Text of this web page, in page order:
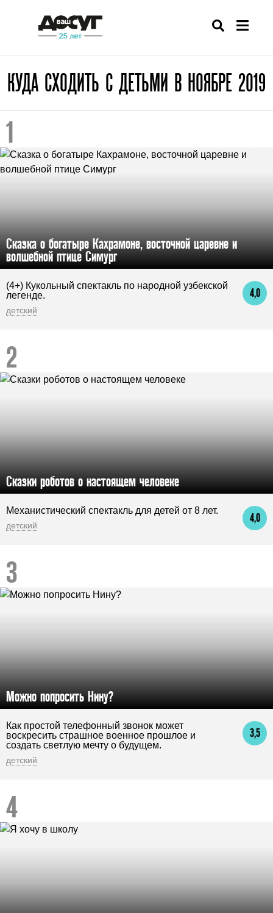
КУДА СХОДИТЬ С ДЕТЬМИ В НОЯБРЕ 2019
Сказка о богатыре Кахрамоне, восточной царевне и
волшебной птице Симург
4,0
(4+) Кукольный спектакль по народной узбекской
легенде.
детский
Сказки роботов о настоящем человеке
4,0
Механистический спектакль для детей от 8 лет.
детский
Можно попросить Нину?
3,5
Как простой телефонный звонок может
воскресить страшное военное прошлое и
создать светлую мечту о будущем.
детский